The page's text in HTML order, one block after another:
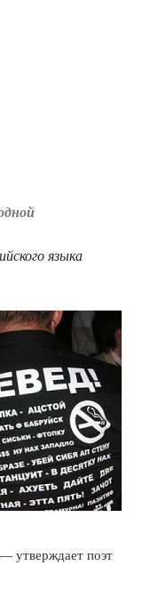
языка
утверждает поэт